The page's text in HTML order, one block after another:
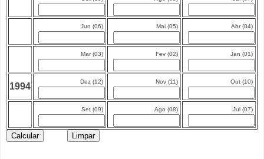
Jun (06) Mai (05) Abr (04)
Mar (03) Fev (02) Jan (01)
1994 Dez (12) Nov (11) Out (10)
Set (09) Ago (08) Jul (07)